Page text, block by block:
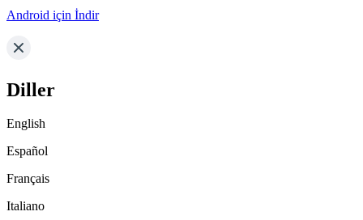
Android için İndir
Diller
English
Español
Français
Italiano